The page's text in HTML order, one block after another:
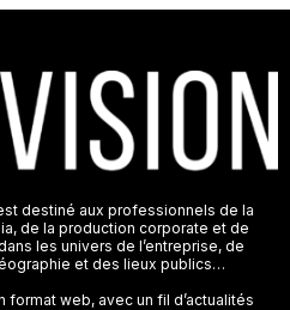
destiné aux professionnels de la
de la production corporate et de
les univers de l’entreprise, de
et des lieux publics…
web, avec un fil d’actualités